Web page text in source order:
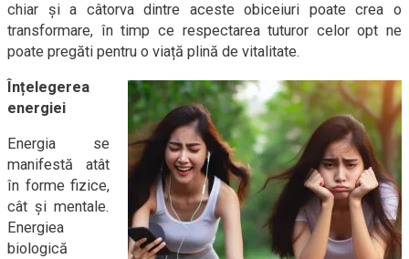
chiar și a câtorva dintre aceste obiceiuri poate crea o
transformare, în timp ce respectarea tuturor celor opt ne
poate pregăti pentru o viață plină de vitalitate.
Înțelegerea
energiei
Energia se
manifestă atât
în forme fizice,
cât și mentale.
Energiea
biologică